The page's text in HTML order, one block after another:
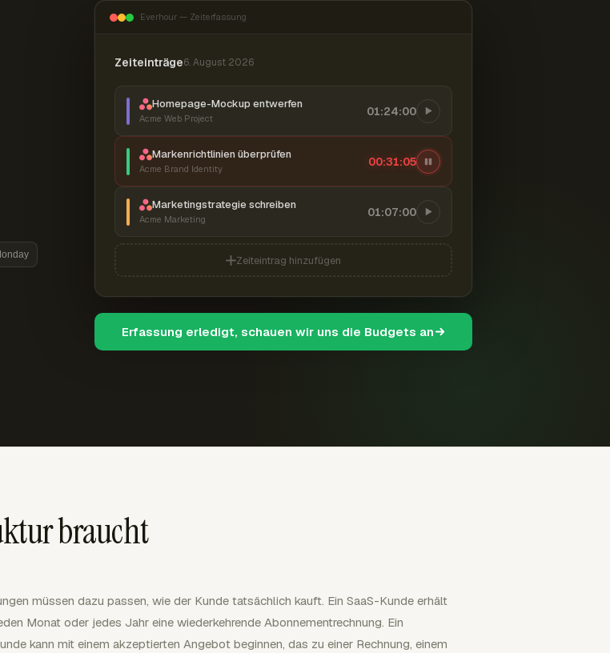
Everhour — Zeiterfassung
Zeiteinträge6. August 2026
Homepage-Mockup entwerfen
Acme Web Project
01:24:00
Markenrichtlinien überprüfen
Acme Brand Identity
00:31:06
Marketingstrategie schreiben
Acme Marketing
01:07:00
Zeiteintrag hinzufügen
Erfassung erledigt, schauen wir uns die Budgets an
braucht
müssen dazu passen, wie der Kunde tatsächlich kauft. Ein SaaS-Kunde erhält
Monat oder jedes Jahr eine wiederkehrende Abonnementrechnung. Ein
kann mit einem akzeptierten Angebot beginnen, das zu einer Rechnung, einem